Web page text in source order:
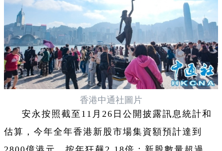
香港中通社圖片
安永按照截至11月26日公開披露訊息統計和
估算，今年全年香港新股市場集資額預計達到